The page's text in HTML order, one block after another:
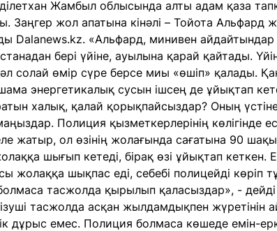
Жамбыл облысында алты адам қаза
Заңгер жол апатына кінәлі – Тойота Альфард
Dalanews.kz. «Альфард, минивен
бері үйіне, ауылына қарай қайтады.
солай өмір сүре берсе миы «өшіп» қалады.
энергетикалық сусын ішсең де ұйықтап
халық, қалай қорықпайсыздар? Оның
Полиция қызметкерлерінің көлігінде
жатыр, ол өзінің жолағында сағатына 90
шығып кетеді, бірақ өзі ұйықтап кеткен.
жолаққа шықпас еді, себебі полицейді көріп
тасжолда қырылып қаласыздар», -
тасжолда асқан жылдамдықпен жүретінін
дұрыс емес. Полиция болмаса көшеде емін-